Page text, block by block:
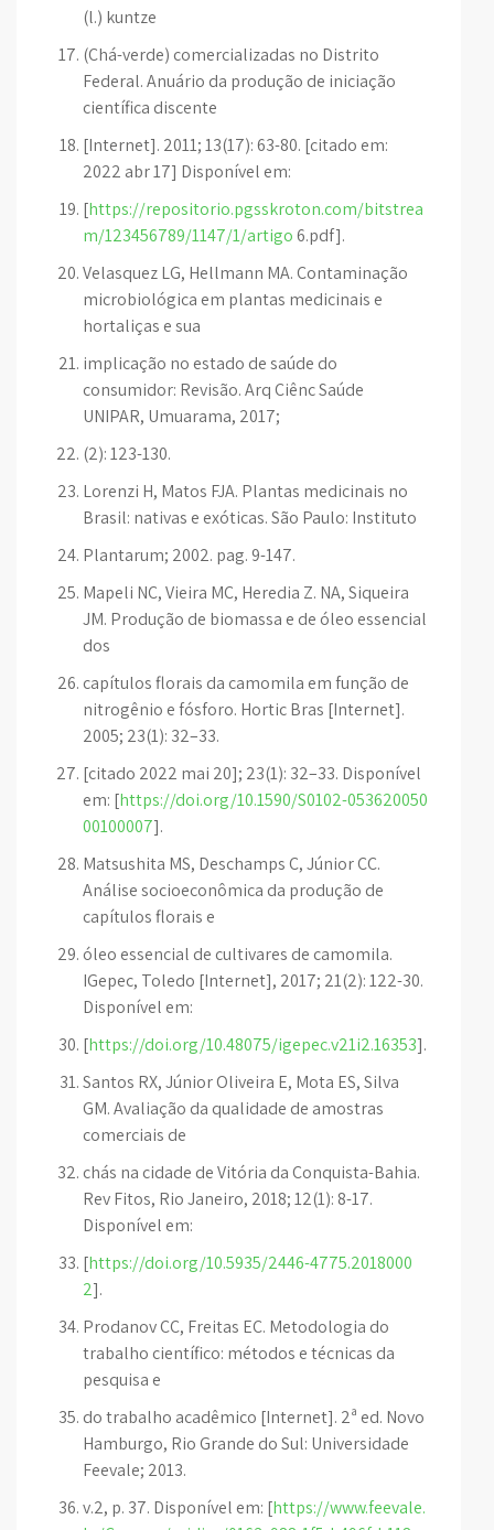
(l.) kuntze
(Chá-verde) comercializadas no Distrito
Federal. Anuário da produção de iniciação
científica discente
[Internet]. 2011; 13(17): 63-80. [citado em:
2022 abr 17] Disponível em:
[https://repositorio.pgsskroton.com/bitstrea
m/123456789/1147/1/artigo6.pdf].
Velasquez LG, Hellmann MA. Contaminação
microbiológica em plantas medicinais e
hortaliças e sua
implicação no estado de saúde do
consumidor: Revisão. Arq Ciênc Saúde
UNIPAR, Umuarama, 2017;
(2): 123-130.
Lorenzi H, Matos FJA. Plantas medicinais no
Brasil: nativas e exóticas. São Paulo: Instituto
Plantarum; 2002. pag. 9-147.
Mapeli NC, Vieira MC, Heredia Z. NA, Siqueira
JM. Produção de biomassa e de óleo essencial
dos
capítulos florais da camomila em função de
nitrogênio e fósforo. Hortic Bras [Internet].
2005; 23(1): 32–33.
[citado 2022 mai 20]; 23(1): 32–33. Disponível
em: [https://doi.org/10.1590/S0102-053620050
00100007].
Matsushita MS, Deschamps C, Júnior CC.
Análise socioeconômica da produção de
capítulos florais e
óleo essencial de cultivares de camomila.
IGepec, Toledo [Internet], 2017; 21(2): 122-30.
Disponível em:
[https://doi.org/10.48075/igepec.v21i2.16353].
Santos RX, Júnior Oliveira E, Mota ES, Silva
GM. Avaliação da qualidade de amostras
comerciais de
chás na cidade de Vitória da Conquista-Bahia.
Rev Fitos, Rio Janeiro, 2018; 12(1): 8-17.
Disponível em:
[https://doi.org/10.5935/2446-4775.2018000
2].
Prodanov CC, Freitas EC. Metodologia do
trabalho científico: métodos e técnicas da
pesquisa e
do trabalho acadêmico [Internet]. 2ª ed. Novo
Hamburgo, Rio Grande do Sul: Universidade
Feevale; 2013.
v.2, p. 37. Disponível em: [https://www.feevale.